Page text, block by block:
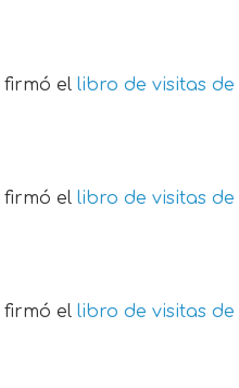
firmó el libro de visitas de
firmó el libro de visitas de
firmó el libro de visitas de